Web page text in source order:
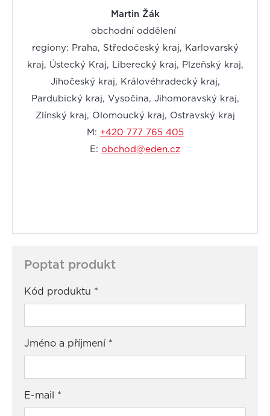
Martin Žák
obchodní oddělení
regiony: Praha, Středočeský kraj, Karlovarský
kraj, Ústecký Kraj, Liberecký kraj, Plzeňský kraj,
Jihočeský kraj, Královéhradecký kraj,
Pardubický kraj, Vysočina, Jihomoravský kraj,
Zlínský kraj, Olomoucký kraj, Ostravský kraj
M: +420 777 765 405
E: obchod@eden.cz
Poptat produkt
Kód produktu *
Jméno a příjmení *
E-mail *